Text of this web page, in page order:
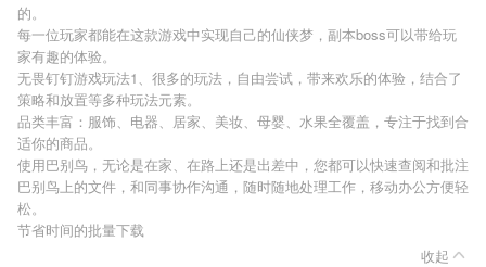
的。
每一位玩家都能在这款游戏中实现自己的仙侠梦，副本boss可以带给玩
家有趣的体验。
无畏钉钉游戏玩法1、很多的玩法，自由尝试，带来欢乐的体验，结合了
策略和放置等多种玩法元素。
品类丰富：服饰、电器、居家、美妆、母婴、水果全覆盖，专注于找到合
适你的商品。
使用巴别鸟，无论是在家、在路上还是出差中，您都可以快速查阅和批注
巴别鸟上的文件，和同事协作沟通，随时随地处理工作，移动办公方便轻
松。
节省时间的批量下载
收起